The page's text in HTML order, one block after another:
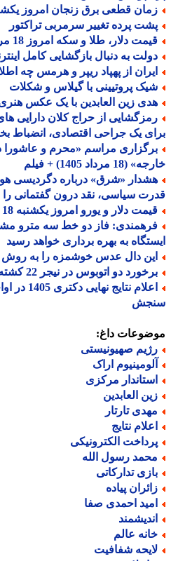
قطعی برق زنجان امروز یکشنبه 18 مرداد (خاموشی برق)
پرده تغییر سرمربی تراکتور
دلار، طلا و سکه امروز 18 مرداد 1405
به دنبال بازگشایی کامل
از پهپاد ریپر و هرمس چه
پروتیینی با گیلاس و شکلات
زین العابدین با یک عکس هنری
از حراج کلان دارایی های
یک جراحی اقتصادی، انضباط بخشی
مراسم «محرم و عاشورا در
مرداد 1405) + فیلم
«شرق» درباره دگردیسی هویت
سیاسی، نقد درون گفتمانی را
دلار و یورو امروز یکشنبه 18 مرداد 1405
فاز دو خط سه مترو مشهد
به بهره برداری خواهد رسید
دال عدس خوشمزه را به روش
دو اتوبوس در نیجر 22 کشته و 37 زخمی برجا گذاشت
اعلام نتایج
داغ:
صهیونیستی
اراک
مرکزی
العابدین
تارتار
نتایج
الکترونیکی
رسول الله
تدارکاتی
پیاده
احمدی صفا
عالم
شفافیت